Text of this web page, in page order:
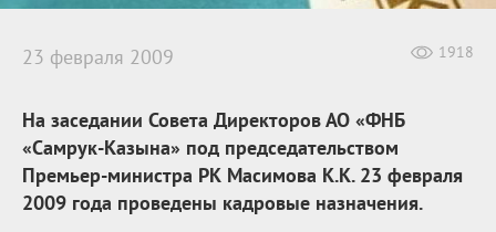
1918
23 февраля 2009
На заседании Совета Директоров АО «ФНБ
«Самрук-Казына» под председательством
Премьер-министра РК Масимова К.К. 23 февраля
2009 года проведены кадровые назначения.